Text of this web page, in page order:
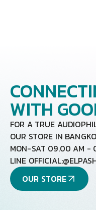
WITH
FOR A TRUE
OUR STORE IN
MON-SAT 09.00 AM -
LINE OFFICIAL:
OUR STORE